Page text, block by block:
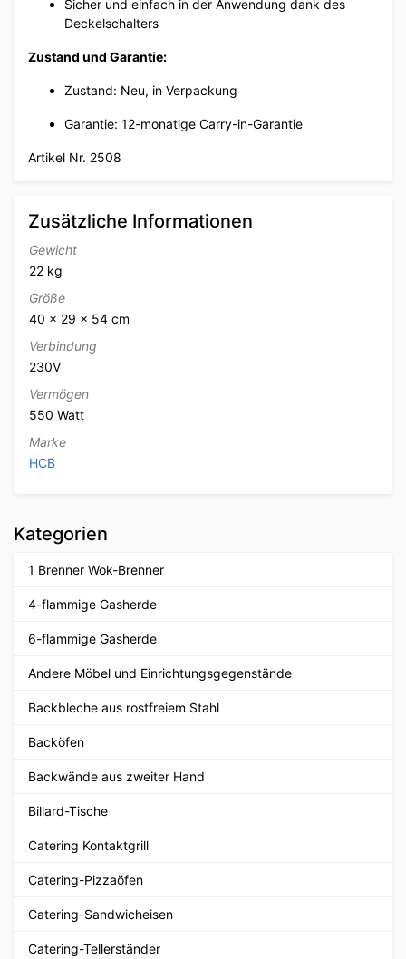
Sicher und einfach in der Anwendung dank des
Deckelschalters
Zustand und Garantie:
Zustand: Neu, in Verpackung
Garantie: 12-monatige Carry-in-Garantie
Artikel Nr. 2508
Zusätzliche Informationen
Gewicht
22 kg
Größe
40 × 29 × 54 cm
Verbindung
230V
Vermögen
550 Watt
Marke
HCB
Kategorien
1 Brenner Wok-Brenner
4-flammige Gasherde
6-flammige Gasherde
Andere Möbel und Einrichtungsgegenstände
Backbleche aus rostfreiem Stahl
Backöfen
Backwände aus zweiter Hand
Billard-Tische
Catering Kontaktgrill
Catering-Pizzaöfen
Catering-Sandwicheisen
Catering-Tellerständer